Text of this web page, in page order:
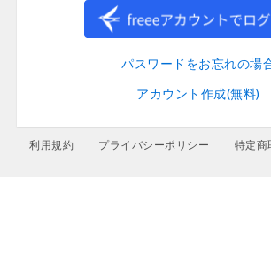
パスワードをお忘れの場
アカウント作成(無料)
利用規約 プライバシーポリシー 特定商